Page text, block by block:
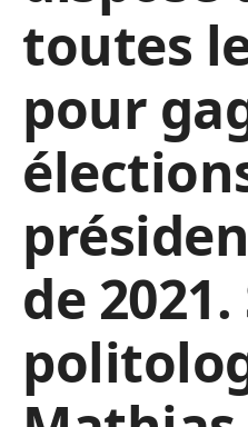
toutes
pour
de